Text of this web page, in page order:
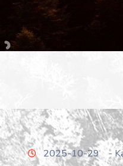
2025-10-29 -